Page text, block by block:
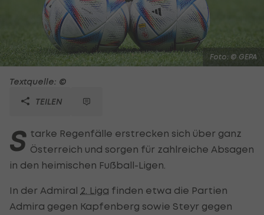
Foto: © GEPA
Textquelle: ©
TEILEN
S tarke Regenfälle erstrecken sich über ganz
Österreich und sorgen für zahlreiche Absagen
in den heimischen Fußball-Ligen.
In der Admiral 2. Liga finden etwa die Partien
Admira gegen Kapfenberg sowie Steyr gegen